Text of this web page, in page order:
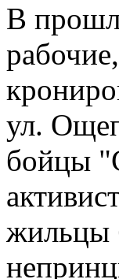
В
ул.
бойцы
жильцы